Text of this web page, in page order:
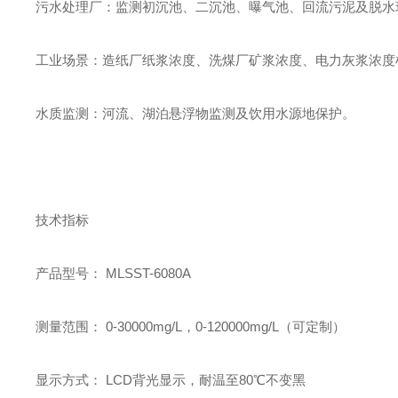
污水处理厂：监测初沉池、二沉池、曝气池、回流污泥及脱水
工业场景：造纸厂纸浆浓度、洗煤厂矿浆浓度、电力灰浆浓度
水质监测：河流、湖泊悬浮物监测及饮用水源地保护。
技术指标
产品型号： MLSST-6080A
测量范围： 0-30000mg/L，0-120000mg/L（可定制）
显示方式： LCD背光显示，耐温至80℃不变黑